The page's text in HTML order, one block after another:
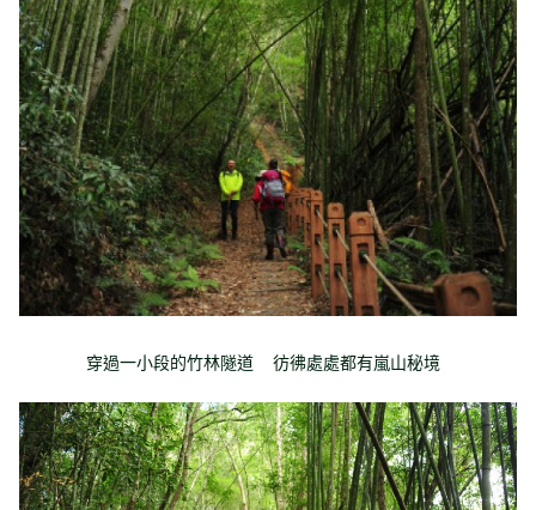
穿過一小段的竹林隧道 彷彿處處都有嵐山秘境